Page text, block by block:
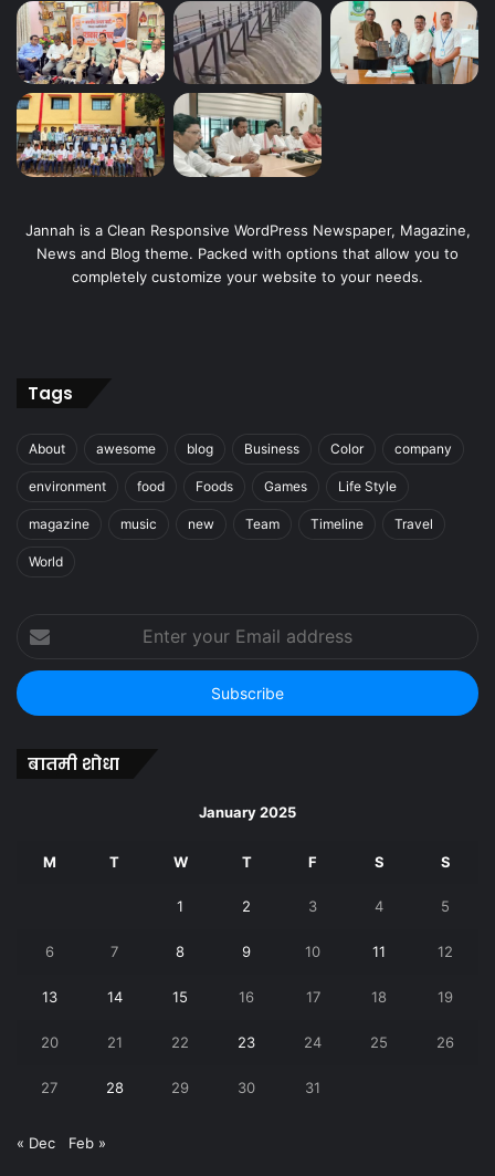
Jannah is a Clean Responsive WordPress Newspaper, Magazine,
News and Blog theme. Packed with options that allow you to
completely customize your website to your needs.
Tags
About awesome blog Business Color company
environment food Foods Games Life Style
magazine music new Team Timeline Travel
World
your
Email
address
बातमी शोधा
January 2025
M T W T F S S
1 2 3 4 5
6 7 8 9 10 11 12
13 14 15 16 17 18 19
20 21 22 23 24 25 26
27 28 29 30 31
« Dec Feb »